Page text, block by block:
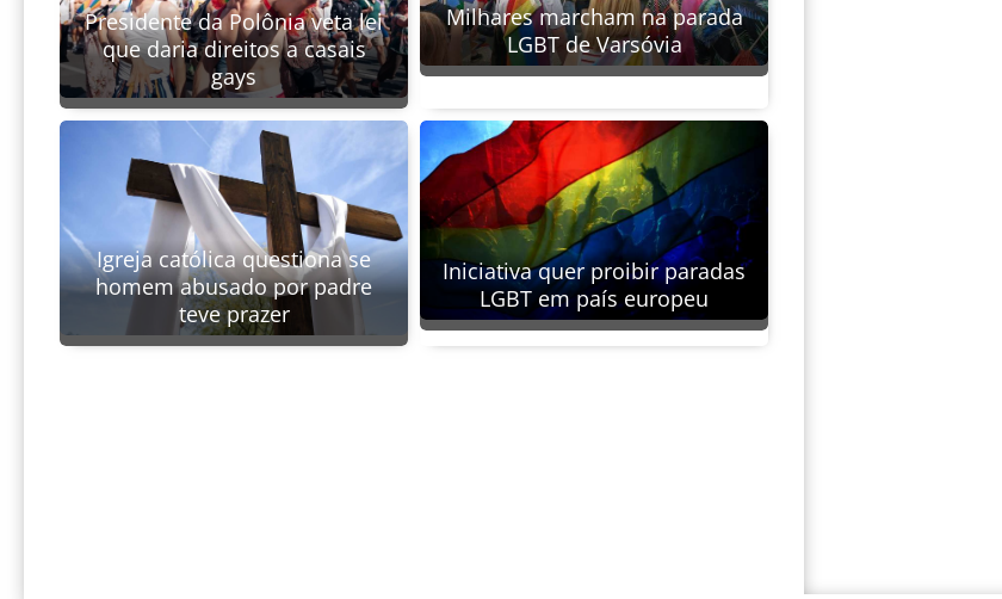
Presidente da Polônia veta lei
que daria direitos a casais
gays
Milhares marcham na parada
LGBT de Varsóvia
Igreja católica questiona se
homem abusado por padre
teve prazer
Iniciativa quer proibir paradas
LGBT em país europeu